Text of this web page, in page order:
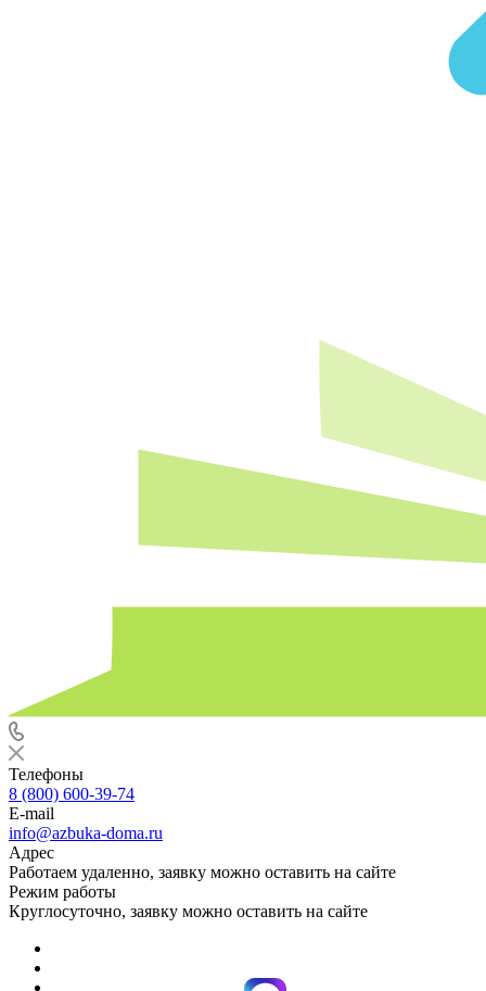
Телефоны
8 (800) 600-39-74
E-mail
info@azbuka-doma.ru
Адрес
Работаем удаленно, заявку можно оставить на сайте
Режим работы
Круглосуточно, заявку можно оставить на сайте